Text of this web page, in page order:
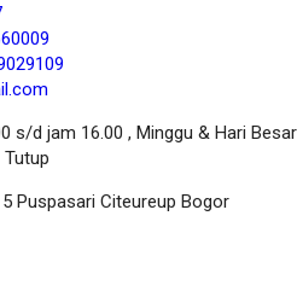
s/d jam 16.00 , Minggu & Hari Besar
Tutup
Puspasari Citeureup Bogor